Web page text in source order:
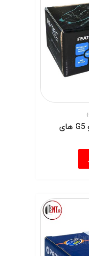
لنت ترمز عقب گک گونو G5 های